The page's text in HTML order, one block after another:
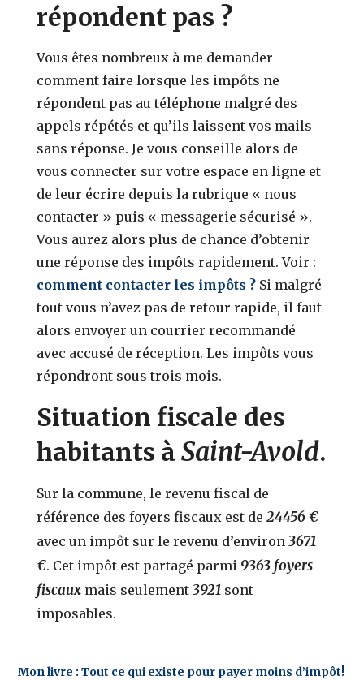
répondent pas ?
Vous êtes nombreux à me demander
comment faire lorsque les impôts ne
répondent pas au téléphone malgré des
appels répétés et qu’ils laissent vos mails
sans réponse. Je vous conseille alors de
vous connecter sur votre espace en ligne et
de leur écrire depuis la rubrique « nous
contacter » puis « messagerie sécurisé ».
Vous aurez alors plus de chance d’obtenir
une réponse des impôts rapidement. Voir :
comment contacter les impôts ? Si malgré
tout vous n’avez pas de retour rapide, il faut
alors envoyer un courrier recommandé
avec accusé de réception. Les impôts vous
répondront sous trois mois.
Situation fiscale des
habitants àSaint-Avold.
Sur la commune, le revenu fiscal de
référence des foyers fiscaux est de24456 €
avec un impôt sur le revenu d’environ 3671
€. Cet impôt est partagé parmi 9363 foyers
fiscaux mais seulement 3921 sont
imposables.
Mon livre : Tout ce qui existe pour payer moins d’impôt!